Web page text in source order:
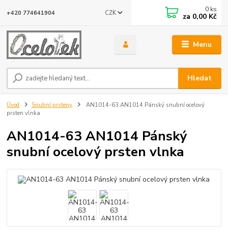
Menu
CZK
Hledat
+420 774641904 0 ks
za 0,00 Kč
Úvod Snubní prsteny
AN1014-63 AN1014 Pánský snubní ocelový
prsten vlnka
AN1014-63 AN1014 Pánský
snubní ocelový prsten vlnka